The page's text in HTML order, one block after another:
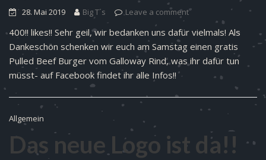
28. Mai 2019 Big T´s Leave a comment
400!! likes!! Sehr geil, wir bedanken uns dafür vielmals! Als
Dankeschön schenken wir euch am Samstag einen gratis
Pulled Beef Burger vom Galloway Rind, was ihr dafür tun
müsst- auf Facebook findet ihr alle Infos!!
Allgemein
Das neue Logo ist da!!